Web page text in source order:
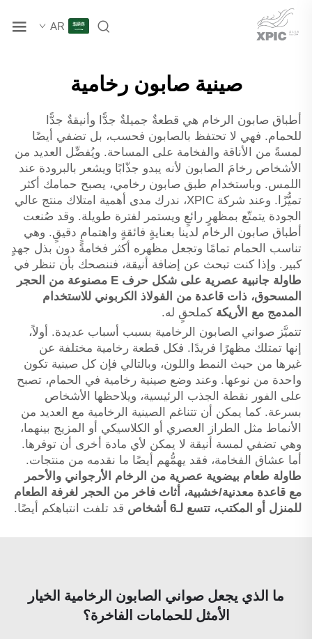
AR
صينية صابون رخامية
أطباق صابون الرخام هي قطعةٌ جميلةٌ جدًّا وأنيقةٌ جدًّا
للحمام. فهي لا تحتفظ بالصابون فحسب، بل تضفي أيضًا
لمسةً من الأناقة والفخامة على المساحة. ويُفضِّل العديد من
الأشخاص رخامَ الصابون لأنه يبدو جذّابًا ويشعر بالبرودة عند
اللمس. وباستخدام طبق صابون رخامي، يصبح حمامك أكثر
تميُّزًا. وعند شركة XPIC، ندرك مدى أهمية امتلاك منتج عالي
الجودة يتمتّع بمظهرٍ رائعٍ ويستمر لفترة طويلة. وقد صُنعت
أطباق صابون الرخام لدينا بعنايةٍ فائقةٍ واهتمامٍ دقيقٍ. وهي
تناسب الحمام تمامًا وتجعل مظهره أكثر فخامةً دون بذل جهدٍ
كبير. وإذا كنت تبحث عن إضافة أنيقة، فننصحك بأن تنظر في
طاولة جانبية عصرية على شكل حرف E مصنوعة من الحجر
المسحوق، ذات قاعدة من الفولاذ الكربوني للاستخدام
المدمج مع الأريكة كملحقٍ له.
تتميَّز صواني الصابون الرخامية بسبب أسباب عديدة. أولاً،
إنها تمتلك مظهرًا فريدًا. فكل قطعة رخامية مختلفة عن
غيرها من حيث النمط واللون، وبالتالي فإن كل صينية تكون
واحدة من نوعها. وعند وضع صينية رخامية في الحمام، تصبح
على الفور نقطة الجذب الرئيسية، ويلاحظها الأشخاص
بسرعة. كما يمكن أن تتناغم الصينية الرخامية مع العديد من
الأنماط مثل الطراز العصري أو الكلاسيكي أو المزيج بينهما،
وهي تضفي لمسة أنيقة لا يمكن لأي مادة أخرى أن توفرها.
أما عشاق الفخامة، فقد يهمُّهم أيضًا ما نقدمه من منتجات.
طاولة طعام بيضوية عصرية من الرخام الأرجواني والأحمر
مع قاعدة معدنية/خشبية، أثاث فاخر من الحجر لغرفة الطعام
للمنزل أو المكتب، تتسع لـ6 أشخاص
قد تلفت انتباهكم أيضًا.
ما الذي يجعل صواني الصابون الرخامية الخيار
الأمثل للحمامات الفاخرة؟